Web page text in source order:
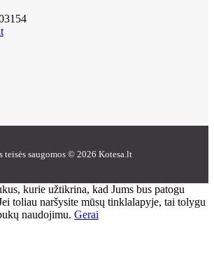
teisės saugomos © 2026 Kotesa.lt
kurie užtikrina, kad Jums bus patogu
toliau naršysite mūsų tinklalapyje, tai tolygu
naudojimu. Gerai